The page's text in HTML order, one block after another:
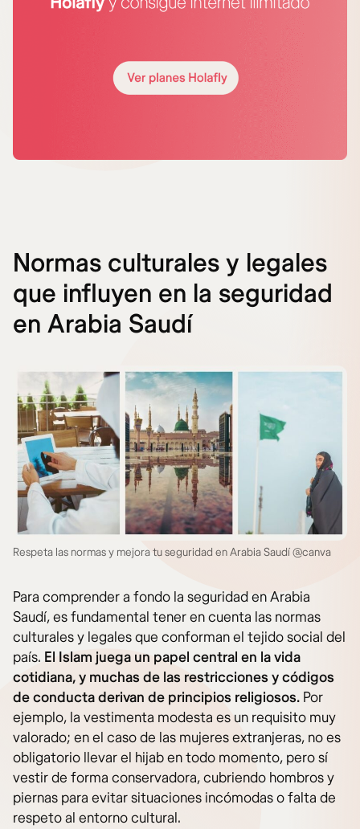
Normas culturales y legales
que influyen en la seguridad
en Arabia Saudí
Respeta las normas y mejora tu seguridad en Arabia Saudí @canva
Para comprender a fondo la seguridad en Arabia
Saudí, es fundamental tener en cuenta las normas
culturales y legales que conforman el tejido social del
país. El Islam juega un papel central en la vida
cotidiana, y muchas de las restricciones y códigos
de conducta derivan de principios religiosos. Por
ejemplo, la vestimenta modesta es un requisito muy
valorado; en el caso de las mujeres extranjeras, no es
obligatorio llevar el hijab en todo momento, pero sí
vestir de forma conservadora, cubriendo hombros y
piernas para evitar situaciones incómodas o falta de
respeto al entorno cultural.